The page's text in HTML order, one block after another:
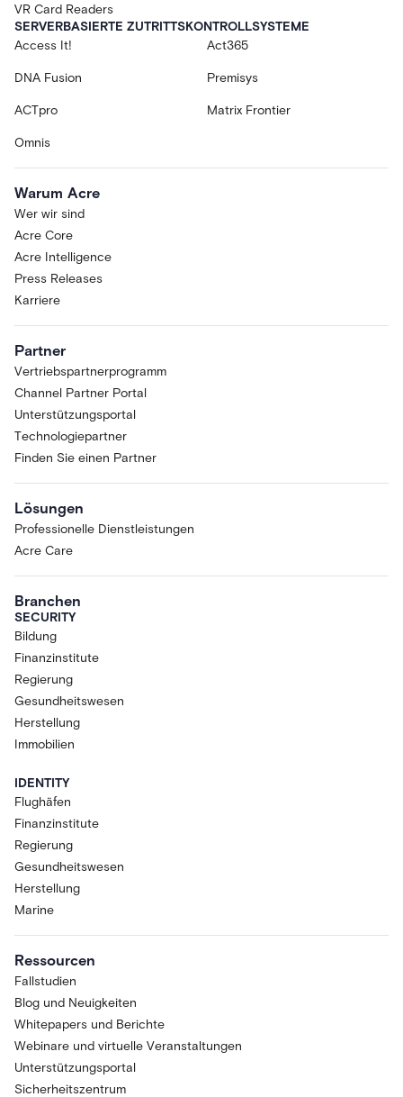
VR Card Readers
SERVERBASIERTE ZUTRITTSKONTROLLSYSTEME
Access It!
Act365
DNA Fusion Premisys
ACTpro Matrix Frontier
Omnis
Warum Acre
Wer wir sind
Acre Core
Acre Intelligence
Press Releases
Karriere
Partner
Vertriebspartnerprogramm
Channel Partner Portal
Unterstützungsportal
Technologiepartner
Finden Sie einen Partner
Lösungen
Professionelle Dienstleistungen
Acre Care
Branchen
SECURITY
Bildung
Finanzinstitute
Regierung
Gesundheitswesen
Herstellung
Immobilien
IDENTITY
Flughäfen
Finanzinstitute
Regierung
Gesundheitswesen
Herstellung
Marine
Ressourcen
Fallstudien
Blog und Neuigkeiten
Whitepapers und Berichte
Webinare und virtuelle Veranstaltungen
Unterstützungsportal
Sicherheitszentrum